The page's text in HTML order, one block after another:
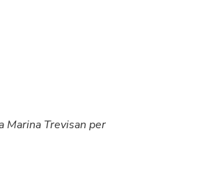
Marina Trevisan per